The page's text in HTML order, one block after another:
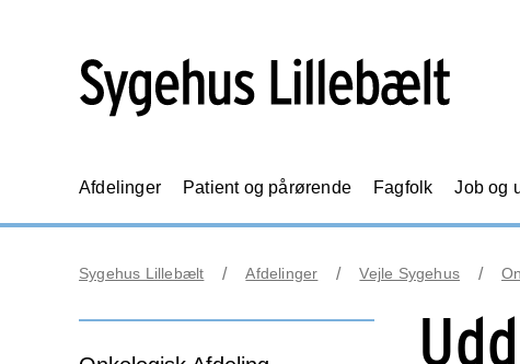
Afdelinger Patient og pårørende Fagfolk Job og
Sygehus Lillebælt Afdelinger Vejle Sygehus